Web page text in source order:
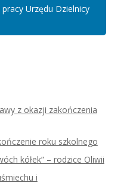
Urzędu Dzielnicy
z okazji zakończenia
roku szkolnego
kółek” – rodzice Oliwii
i